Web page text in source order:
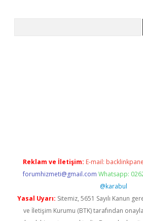
Reklam ve İletişim: E-mail:
forumhizmeti@gmail.com Whatsapp:
@karabul
Yasal Uyarı: Sitemiz, 5651 Sayılı Kanun
ve İletişim Kurumu (BTK) tarafından